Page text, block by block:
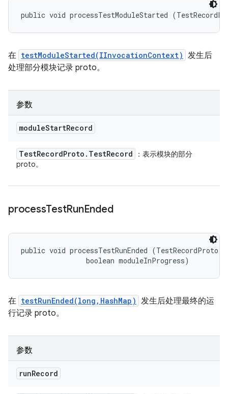
public void processTestModuleStarted
在 testModuleStarted(IInvocationContext) 发生后
处理部分模块记录 proto。
参数
moduleStartRecord
TestRecordProto . TestRecord
：表示模块的部分
proto。
processTestRunEnded
public void processTestRunEnded
                boolean moduleInProgress)
在 testRunEnded(long,HashMap) 发生后处理最终的运
行记录 proto。
参数
runRecord